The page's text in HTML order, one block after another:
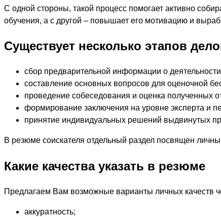
С одной стороны, такой процесс помогает активно
обучения, а с другой – повышает его мотивацию и
Существует несколько этапов
сбор предварительной информации о
составление основных вопросов для оценочной
проведение собеседования и оценка полученных
формирование заключения на уровне эксперта и
принятие индивидуальных решений выдвинутых
В резюме соискателя отдельный раздел посвящен
Какие качества указать в резюме
Предлагаем Вам возможные варианты личных качеств
аккуратность;